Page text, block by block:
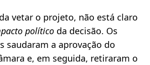
vetar o projeto, não está claro
político da decisão. Os
saudaram a aprovação do
e, em seguida, retiraram o